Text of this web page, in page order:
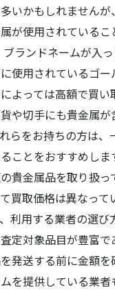
いかもしれません
が使用されている
ランドネームが入
使用されているゴ
よっては高額で買い
や切手にも貴金属
らをお持ちの方は
ことをおすすめしま
貴金属品を取り扱っ
買取価格は異なって
利用する業者の選び
定対象品目が豊富
発送する前に金額
を提供している業